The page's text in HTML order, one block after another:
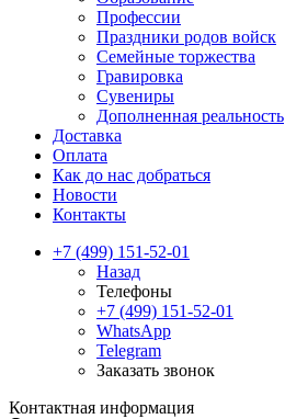
Профессии
Праздники родов войск
Семейные торжества
Гравировка
Сувениры
Дополненная реальность
Доставка
Оплата
Как до нас добраться
Новости
Контакты
+7 (499) 151-52-01
Назад
Телефоны
+7 (499) 151-52-01
WhatsApp
Telegram
Заказать звонок
Контактная информация